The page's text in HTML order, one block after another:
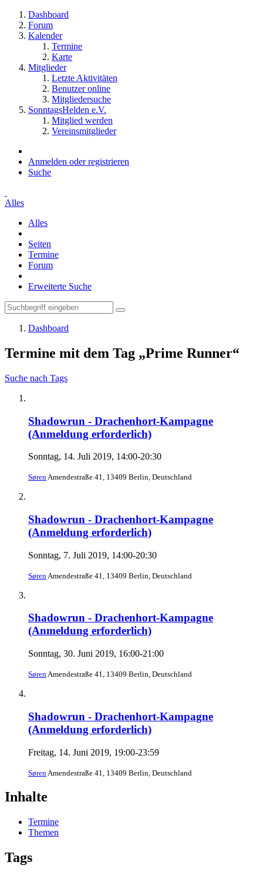
Dashboard
Forum
Kalender
Termine
Karte
Mitglieder
Letzte Aktivitäten
Benutzer online
Mitgliedersuche
SonntagsHelden e.V.
Mitglied werden
Vereinsmitglieder
Anmelden oder registrieren
Suche
Alles
Alles
Seiten
Termine
Forum
Erweiterte Suche
Dashboard
Termine mit dem Tag „Prime Runner“
Suche nach Tags
Shadowrun - Drachenhort-Kampagne
(Anmeldung erforderlich)
Sonntag, 14. Juli 2019, 14:00-20:30
SørenAmendestraße 41, 13409 Berlin, Deutschland
Shadowrun - Drachenhort-Kampagne
(Anmeldung erforderlich)
Sonntag, 7. Juli 2019, 14:00-20:30
Søren Amendestraße 41, 13409 Berlin, Deutschland
Shadowrun - Drachenhort-Kampagne
(Anmeldung erforderlich)
Sonntag, 30. Juni 2019, 16:00-21:00
SørenAmendestraße 41, 13409 Berlin, Deutschland
Shadowrun - Drachenhort-Kampagne
(Anmeldung erforderlich)
Freitag, 14. Juni 2019, 19:00-23:59
Søren Amendestraße 41, 13409 Berlin, Deutschland
Inhalte
Termine
Themen
Tags